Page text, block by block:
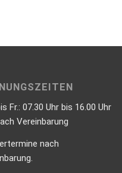
Fr.: 07.30 Uhr bis 16.00 Uhr
Vereinbarung
nach